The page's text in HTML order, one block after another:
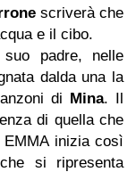
scriverà che
e il cibo.
padre, nelle
dalda una la
di Mina. Il
di quella che
inizia così
si ripresenta